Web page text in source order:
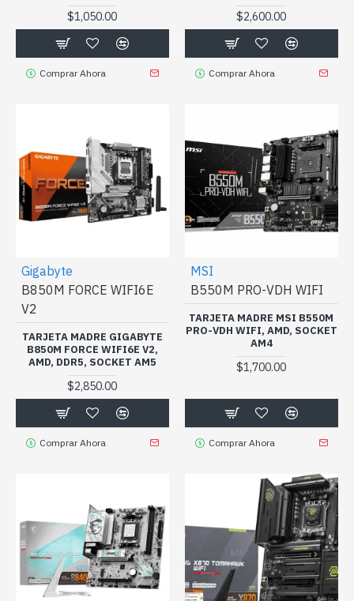
$1,050.00
Comprar Ahora
$2,600.00
Comprar Ahora
Gigabyte
B850M FORCE WIFI6E
V2
TARJETA MADRE GIGABYTE
B850M FORCE WIFI6E V2,
AMD, DDR5, SOCKET AM5
$2,850.00
Comprar Ahora
MSI
B550M PRO-VDH WIFI
TARJETA MADRE MSI B550M
PRO-VDH WIFI, AMD, SOCKET
AM4
$1,700.00
Comprar Ahora